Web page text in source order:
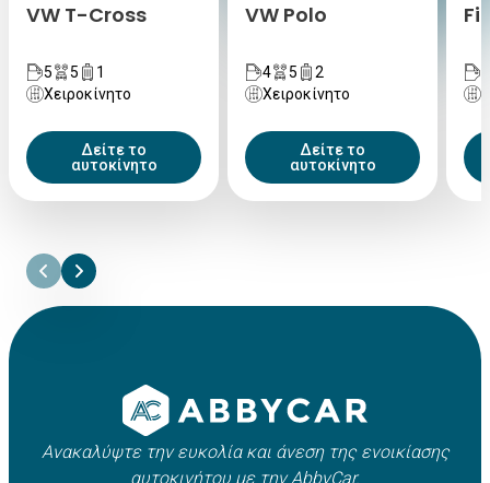
VW T-Cross
5 5
1
Χειροκίνητο
Δείτε το
αυτοκίνητο
VW Polo
4 5
2
Χειροκίνητο
Δείτε το
αυτοκίνητο
Ανακαλύψτε την ευκολία και άνεση της ενοικίασης
αυτοκινήτου με την AbbyCar.